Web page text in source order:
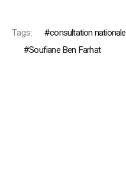
Tags: consultation nationale
Soufiane Ben Farhat